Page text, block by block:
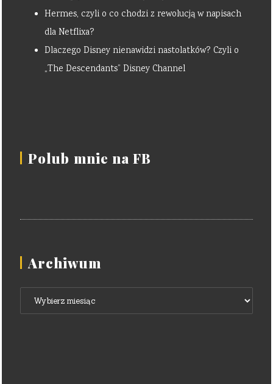
Hermes, czyli o co chodzi z rewolucją w napisach
dla Netflixa?
Dlaczego Disney nienawidzi nastolatków? Czyli o
„The Descendants” Disney Channel
Polub mnie na FB
Archiwum
Archiwum